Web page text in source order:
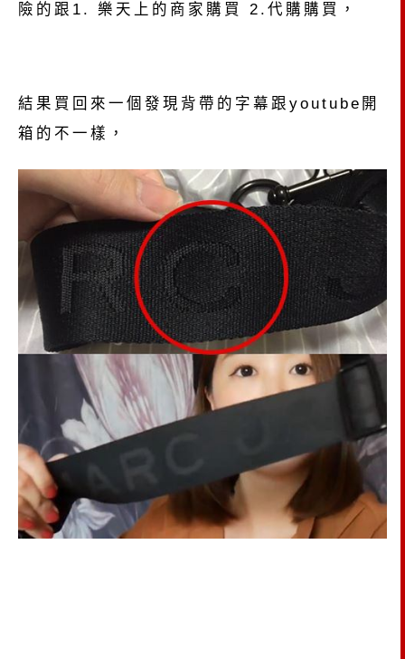
險的跟1. 樂天上的商家購買 2.代購購買，
結果買回來一個發現背帶的字幕跟youtube開
箱的不一樣，